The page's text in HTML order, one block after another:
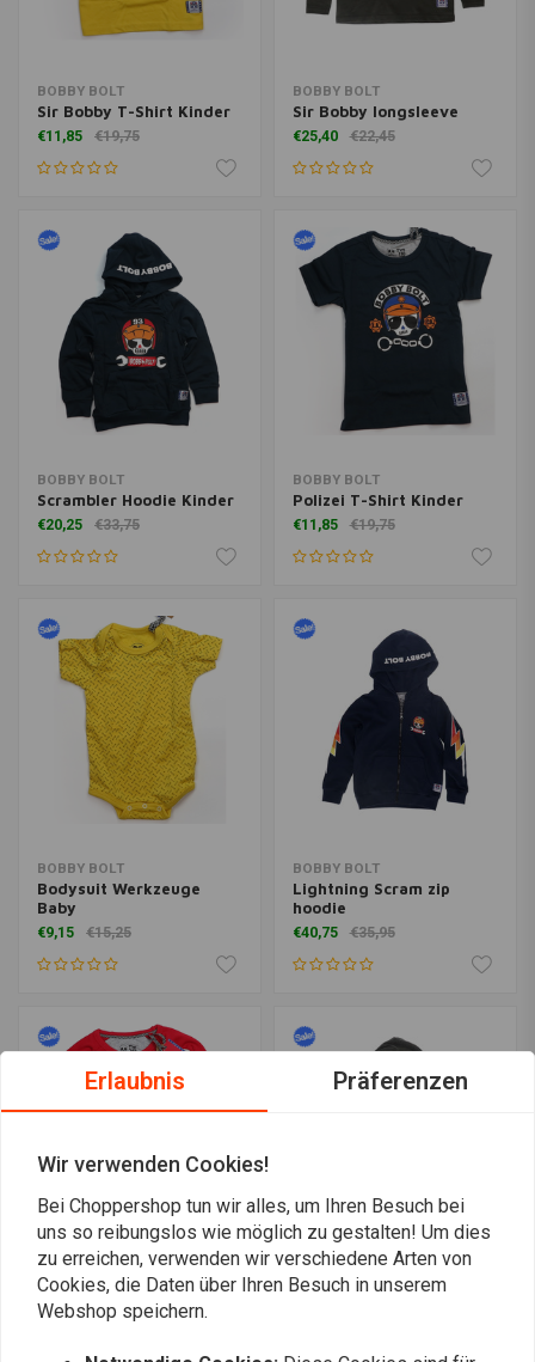
BOBBY BOLT
Sir Bobby T-Shirt Kinder
€11,85 €19,75
BOBBY BOLT
Sir Bobby longsleeve
€25,40 €22,45
BOBBY BOLT
Scrambler Hoodie Kinder
€20,25 €33,75
BOBBY BOLT
Polizei T-Shirt Kinder
€11,85 €19,75
BOBBY BOLT
Bodysuit Werkzeuge
Baby
€9,15 €15,25
BOBBY BOLT
Lightning Scram zip
hoodie
€40,75 €35,95
BOBBY BOLT
USA Sweater Kids
€33,15 €29,25
BOBBY BOLT
Sir Bobby full zip hoodie
Erlaubnis Präferenzen
Wir verwenden Cookies!
Bei Choppershop tun wir alles, um Ihren Besuch bei
uns so reibungslos wie möglich zu gestalten! Um dies
zu erreichen, verwenden wir verschiedene Arten von
Cookies, die Daten über Ihren Besuch in unserem
Webshop speichern.